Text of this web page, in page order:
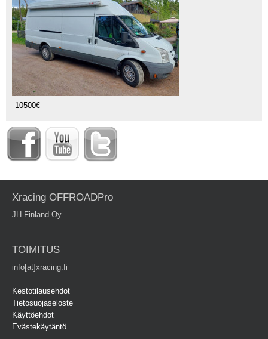
10500€
Xracing OFFROADPro
JH Finland Oy
TOIMITUS
info[at]xracing.fi
Kestotilausehdot
Tietosuojaseloste
Käyttöehdot
Evästekäytäntö